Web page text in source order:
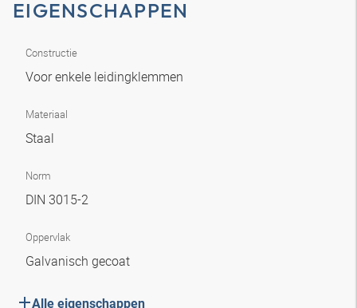
EIGENSCHAPPEN
Constructie
Voor enkele leidingklemmen
Materiaal
Staal
Norm
DIN 3015-2
Oppervlak
Galvanisch gecoat
Alle eigenschappen